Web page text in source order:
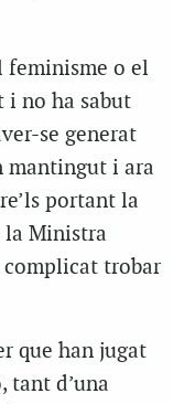
feminisme o el
i no ha sabut
se generat
mantingut i ara
portant la
la Ministra
complicat trobar
que han jugat
tant d’una